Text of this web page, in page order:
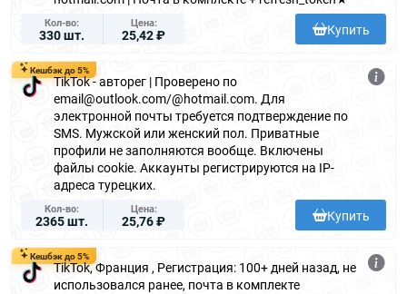
Кол-во
330 шт.
Цена
25,42 ₽ Купить
Кешбэк до 5%
TikTok - авторег | Проверено по
email@outlook.com/@hotmail.com. Для
электронной почты требуется подтверждение по
SMS. Мужской или женский пол. Приватные
профили не заполняются вообще. Включены
файлы cookie. Аккаунты регистрируются на IP-
адреса турецких.
Кол-во
2365 шт.
Цена
25,76 ₽ Купить
Кешбэк до 5%
TikTok, Франция , Регистрация: 100+ дней назад, не
использовался ранее, почта в комплекте